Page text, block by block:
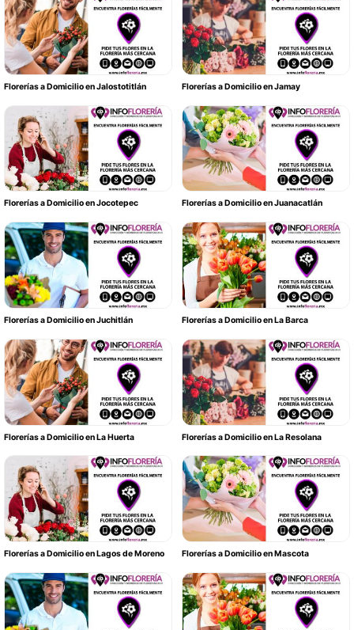
Florerías a Domicilio en Jalostotitlán Florerías a Domicilio en Jamay
Florerías a Domicilio en Jocotepec Florerías a Domicilio en Juanacatlán
Florerías a Domicilio en Juchitlán Florerías a Domicilio en La Barca
Florerías a Domicilio en La Huerta Florerías a Domicilio en La Resolana
Florerías a Domicilio en Lagos de Moreno Florerías a Domicilio en Mascota